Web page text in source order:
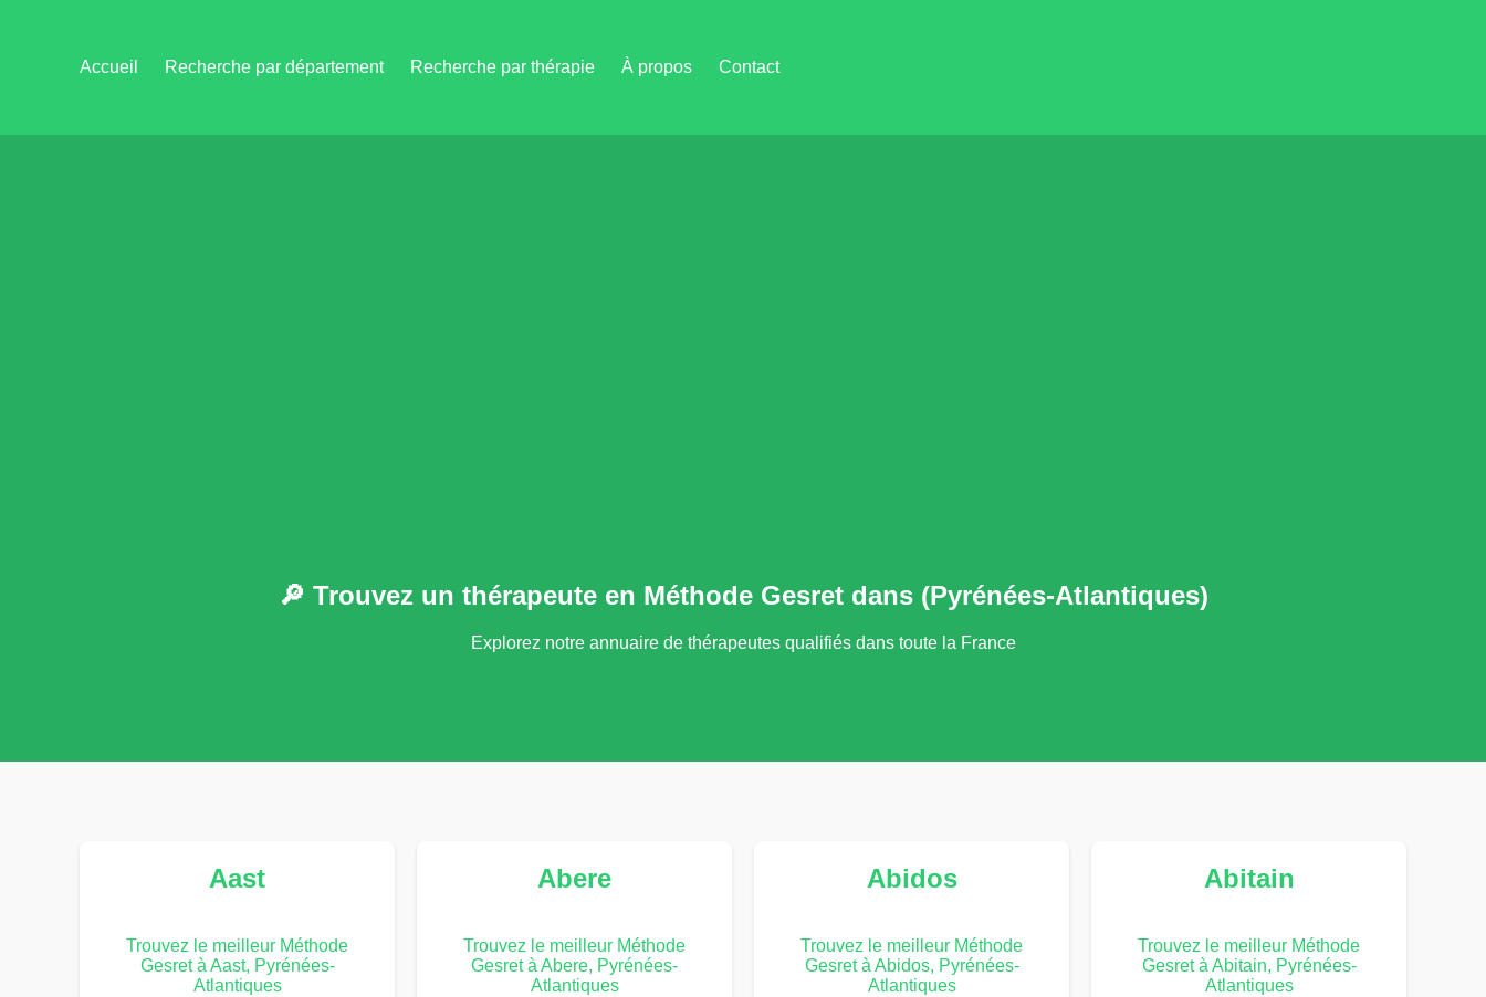
Accueil Recherche par département Recherche par thérapie À propos Contact
🔎 Trouvez un thérapeute en Méthode Gesret dans (Pyrénées-Atlantiques)
Explorez notre annuaire de thérapeutes qualifiés dans toute la France
Aast
Trouvez le meilleur Méthode
Gesret à Aast, Pyrénées-
Atlantiques
Abere
Trouvez le meilleur Méthode
Gesret à Abere, Pyrénées-
Atlantiques
Abidos
Trouvez le meilleur Méthode
Gesret à Abidos, Pyrénées-
Atlantiques
Abitain
Trouvez le meilleur Méthode
Gesret à Abitain, Pyrénées-
Atlantiques